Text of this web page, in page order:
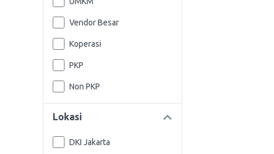
Vendor Besar
Koperasi
PKP
Non PKP
Lokasi
DKI Jakarta